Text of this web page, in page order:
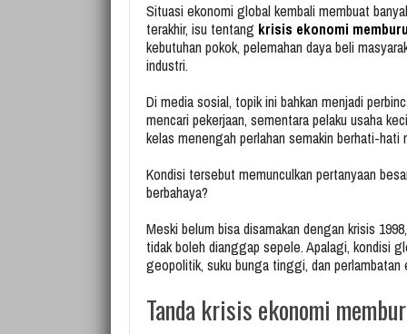
Situasi ekonomi global kembali membuat
terakhir, isu tentang krisis ekonomi
kebutuhan pokok, pelemahan daya beli
industri.
Di media sosial, topik ini bahkan menjadi
mencari pekerjaan, sementara pelaku usaha
kelas menengah perlahan semakin berhati-
Kondisi tersebut memunculkan pertanyaan
berbahaya?
Meski belum bisa disamakan dengan krisis
tidak boleh dianggap sepele. Apalagi, kondisi
geopolitik, suku bunga tinggi, dan perlambatan
Tanda krisis ekonomi